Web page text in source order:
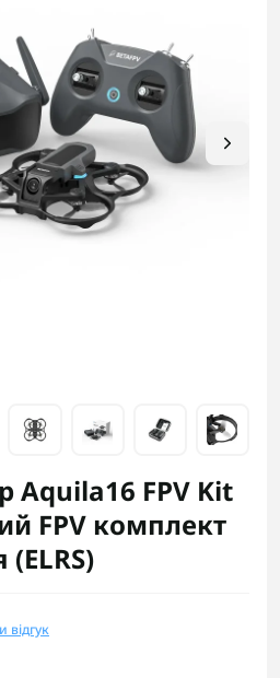
Aquila16 FPV Kit
FPV комплект
відгук